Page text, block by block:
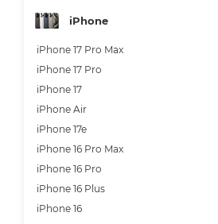
iPhone
iPhone 17 Pro Max
iPhone 17 Pro
iPhone 17
iPhone Air
iPhone 17e
iPhone 16 Pro Max
iPhone 16 Pro
iPhone 16 Plus
iPhone 16